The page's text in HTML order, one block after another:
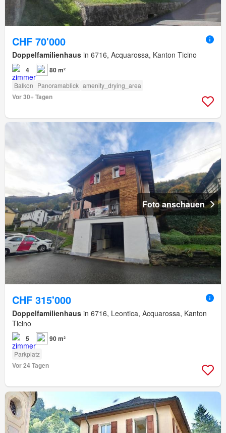
CHF 70'000
Doppelfamilienhaus in 6716, Acquarossa, Kanton Ticino
4 80 m²
Balkon Panoramablick amenity_drying_area
Vor 30+ Tagen
Foto anschauen
CHF 315'000
Doppelfamilienhaus in 6716, Leontica, Acquarossa, Kanton
Ticino
5 90 m²
Parkplatz
Vor 24 Tagen